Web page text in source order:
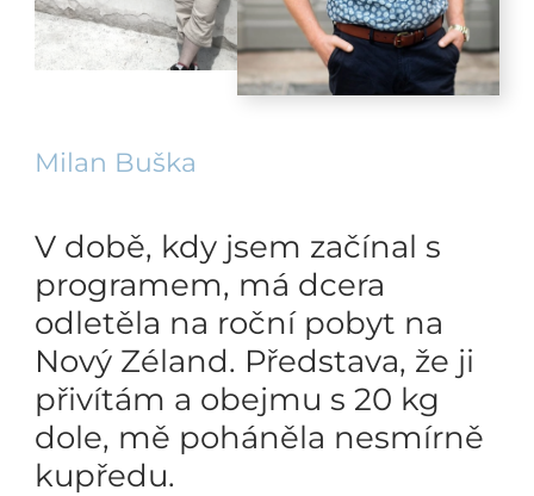
Milan Buška
V době, kdy jsem začínal s
programem, má dcera
odletěla na roční pobyt na
Nový Zéland. Představa, že ji
přivítám a obejmu s 20 kg
dole, mě poháněla nesmírně
kupředu.